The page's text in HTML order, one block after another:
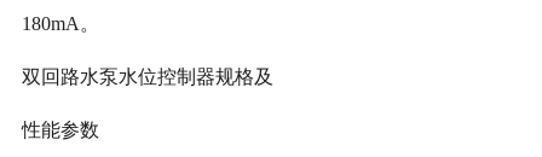
180mA 。
双回路水泵水位控制器规格及
性能参数